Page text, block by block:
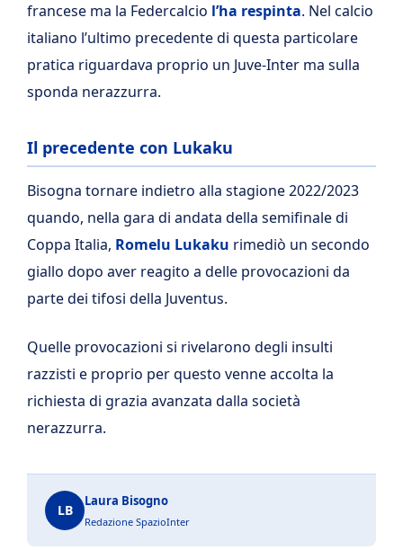
francese ma la Federcalcio l’ha respinta. Nel calcio
italiano l’ultimo precedente di questa particolare
pratica riguardava proprio un Juve-Inter ma sulla
sponda nerazzurra.
Il precedente con Lukaku
Bisogna tornare indietro alla stagione 2022/2023
quando, nella gara di andata della semifinale di
Coppa Italia, Romelu Lukaku rimediò un secondo
giallo dopo aver reagito a delle provocazioni da
parte dei tifosi della Juventus.
Quelle provocazioni si rivelarono degli insulti
razzisti e proprio per questo venne accolta la
richiesta di grazia avanzata dalla società
nerazzurra.
LB
Laura Bisogno
Redazione SpazioInter